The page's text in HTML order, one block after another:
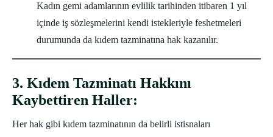
Kadın gemi adamlarının evlilik tarihinden itibaren 1 yıl
içinde iş sözleşmelerini kendi istekleriyle feshetmeleri
durumunda da kıdem tazminatına hak kazanılır.
3. Kıdem Tazminatı Hakkını
Kaybettiren Haller:
Her hak gibi kıdem tazminatının da belirli istisnaları